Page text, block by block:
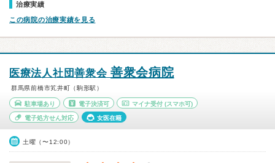
治療実績
この病院の治療実績を見る
医療法人社団善衆会 善衆会病院
群馬県前橋市笂井町（駒形駅）
駐車場あり 電子決済可 マイナ受付 (スマホ可)
電子処方せん対応 女医在籍
土曜（〜12:00）